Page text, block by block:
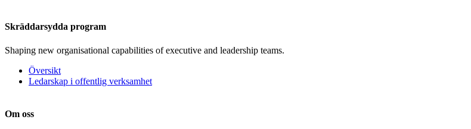
Skräddarsydda program
Shaping new organisational capabilities of executive and leadership teams.
Översikt
Ledarskap i offentlig verksamhet
Om oss